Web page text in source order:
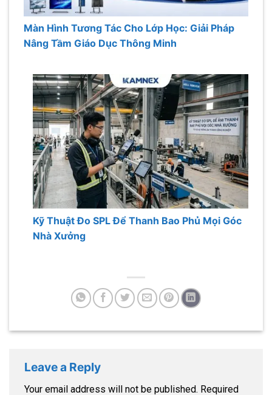
Màn Hình Tương Tác Cho Lớp Học: Giải Pháp
Nâng Tầm Giáo Dục Thông Minh
Kỹ Thuật Đo SPL Để Thanh Bao Phủ Mọi Góc
Nhà Xưởng
Leave a Reply
Your email address will not be published. Required